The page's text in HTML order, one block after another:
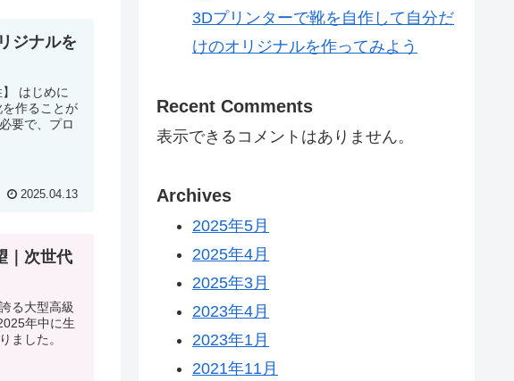
ジナルを
はじめに
作ることが
要で、プロ
2025.04.13
｜次世代
る大型高級
年中に生
ました。
3Dプリンターで靴を自作して自分だ
けのオリジナルを作ってみよう
Recent Comments
表示できるコメントはありません。
Archives
2025年5月
2025年4月
2025年3月
2023年4月
2023年1月
2021年11月